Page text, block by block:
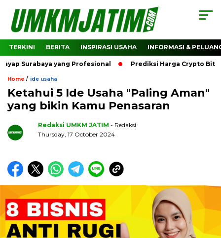
TERKINI BERITA INSPIRASI USAHA INFORMASI &
yang Profesional Prediksi Harga Crypto Bitcoin:
Home / ide usaha
Ketahui 5 Ide Usaha "Paling Aman"
yang bikin Kamu Penasaran
Redaksi UMKM JATIM - Redaksi
Thursday, 17 October 2024